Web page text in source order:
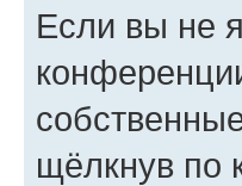
Если вы не
щёлкнув по